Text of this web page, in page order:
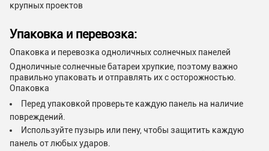
крупных проектов
Упаковка и перевозка:
Опаковка и перевозка одноличных солнечных панелей
Одноличные солнечные батареи хрупкие, поэтому важно
правильно упаковать и отправлять их с осторожностью.
Опаковка
Перед упаковкой проверьте каждую панель на наличие
повреждений.
Используйте пузырь или пену, чтобы защитить каждую
панель от любых ударов.